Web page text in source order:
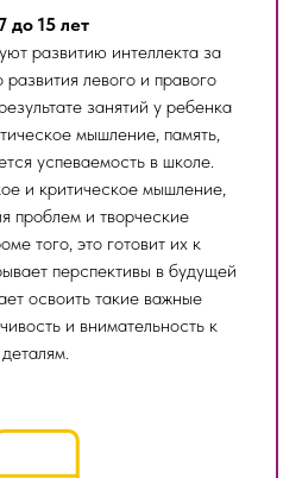
до 15 лет
развитию интеллекта за
развития левого и правого
занятий у ребенка
мышление, память,
успеваемость в школе.
и критическое мышление,
проблем и творческие
того, это готовит их к
перспективы в будущей
освоить такие важные
и внимательность к
деталям.